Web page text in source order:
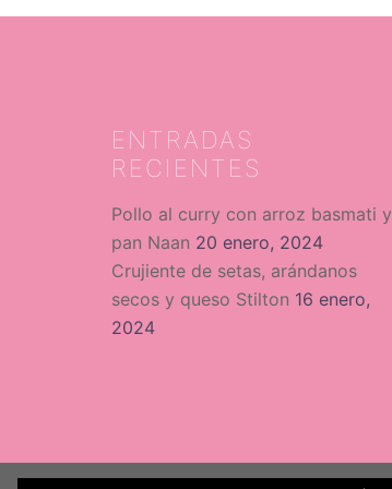
ENTRADAS
RECIENTES
Pollo al curry con arroz basmati y
pan Naan 20 enero, 2024
Crujiente de setas, arándanos
secos y queso Stilton 16 enero,
2024